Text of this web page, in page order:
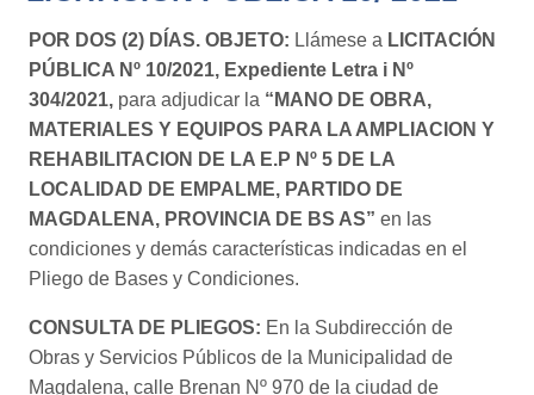
POR DOS (2) DÍAS. OBJETO: Llámese a LICITACIÓN
PÚBLICA Nº 10/2021, Expediente Letra i Nº
304/2021, para adjudicar la “MANO DE OBRA,
MATERIALES Y EQUIPOS PARA LA AMPLIACION Y
REHABILITACION DE LA E.P Nº 5 DE LA
LOCALIDAD DE EMPALME, PARTIDO DE
MAGDALENA, PROVINCIA DE BS AS” en las
condiciones y demás características indicadas en el
Pliego de Bases y Condiciones.
CONSULTA DE PLIEGOS: En la Subdirección de
Obras y Servicios Públicos de la Municipalidad de
Magdalena, calle Brenan Nº 970 de la ciudad de